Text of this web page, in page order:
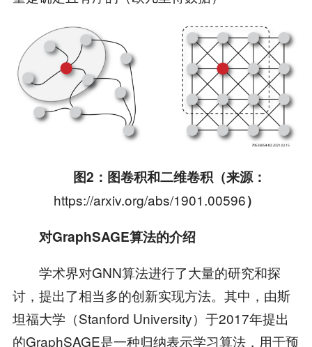
图2 ：图卷积和二维卷积（来源：
https://arxiv.org/abs/1901.00596）
对GraphSAGE算法的介绍
学术界对GNN算法进行了大量的研究和探
讨，提出了相当多的创新实现方法。其中，由斯
坦福大学（Stanford University）于2017年提出
的GraphSAGE是一种归纳表示学习算法，用于预